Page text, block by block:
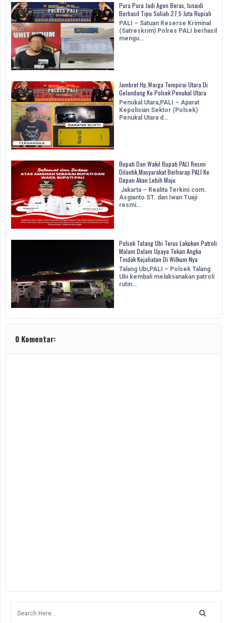
Pura Pura Jadi Agen Beras, Isnaidi
Berhasil Tipu Suliah 27,5 Juta Rupiah
PALI – Satuan Reserse Kriminal
(Satreskrim) Polres PALI berhasil
mengu…
Jambret Hp,Warga Tempirai Utara Di
Gelandang Ke Polsek Penukal Utara
Penukal Utara,PALI – Aparat
Kepolisian Sektor (Polsek)
Penukal Utara d…
Bupati Dan Wakil Bupati PALI Resmi
Dilantik,Masyarakat Berharap PALI Ke
Depan Akan Lebih Maju
Jakarta – Realita Terkini.com.
Asgianto ST. dan Iwan Tuaji
resmi…
Polsek Talang Ubi Terus Lakukan Patroli
Malam Dalam Upaya Tekan Angka
Tindak Kejahatan Di Wilkum Nya
Talang Ubi,PALI – Polsek Talang
Ubi kembali melaksanakan patroli
rutin…
0 Komentar: